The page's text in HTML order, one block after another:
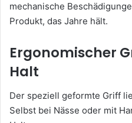
mechanische
Produkt, das Jahre hält.
Ergonomischer
Halt
Der speziell geformte Griff
Selbst bei Nässe oder mit